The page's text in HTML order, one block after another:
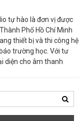
tự hào là đơn vị được
Phố Hồ Chí Minh
thiết bị và thi công hệ
trường học. Với tư
diện cho âm thanh